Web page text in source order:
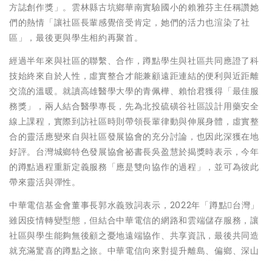
方誌創作獎」。雲林縣古坑鄉華南實驗國小的賴雅芬主任稱讚她
們的熱情「讓社區長輩感覺倍受肯定，她們的活力也渲染了社
區」，最後更與學生相約再聚首。
經過半年來與社區的聯繫、合作，蹲點學生與社區共同應證了科
技始終來自於人性，虛實整合才能兼顧遠距連結的便利與近距離
交流的溫暖。就讀高雄醫學大學的青佩樺、賴怡君獲得「最佳服
務獎」，兩人結合醫學專長，先為北投硫磺谷社區設計用藥安全
線上課程，實際到訪社區時則帶領長輩律動與伸展身體，虛實整
合的靈活應變來自與社區發展協會的充分討論，也因此深獲在地
好評。台灣城鄉特色發展協會祕書長吳盈慧於揭獎時表示，今年
的蹲點過程重新定義服務「應是雙向協作的過程」，並可為彼此
帶來靈活與彈性。
中華電信基金會董事長郭水義致詞表示，2022年「蹲點台灣」
雖因疫情轉變型態，但結合中華電信的網路和雲端儲存服務，讓
社區與學生能夠無後顧之憂地遠端協作、共享資訊，最後共同造
就充滿驚喜的蹲點之旅。中華電信向來對提升離島、偏鄉、深山